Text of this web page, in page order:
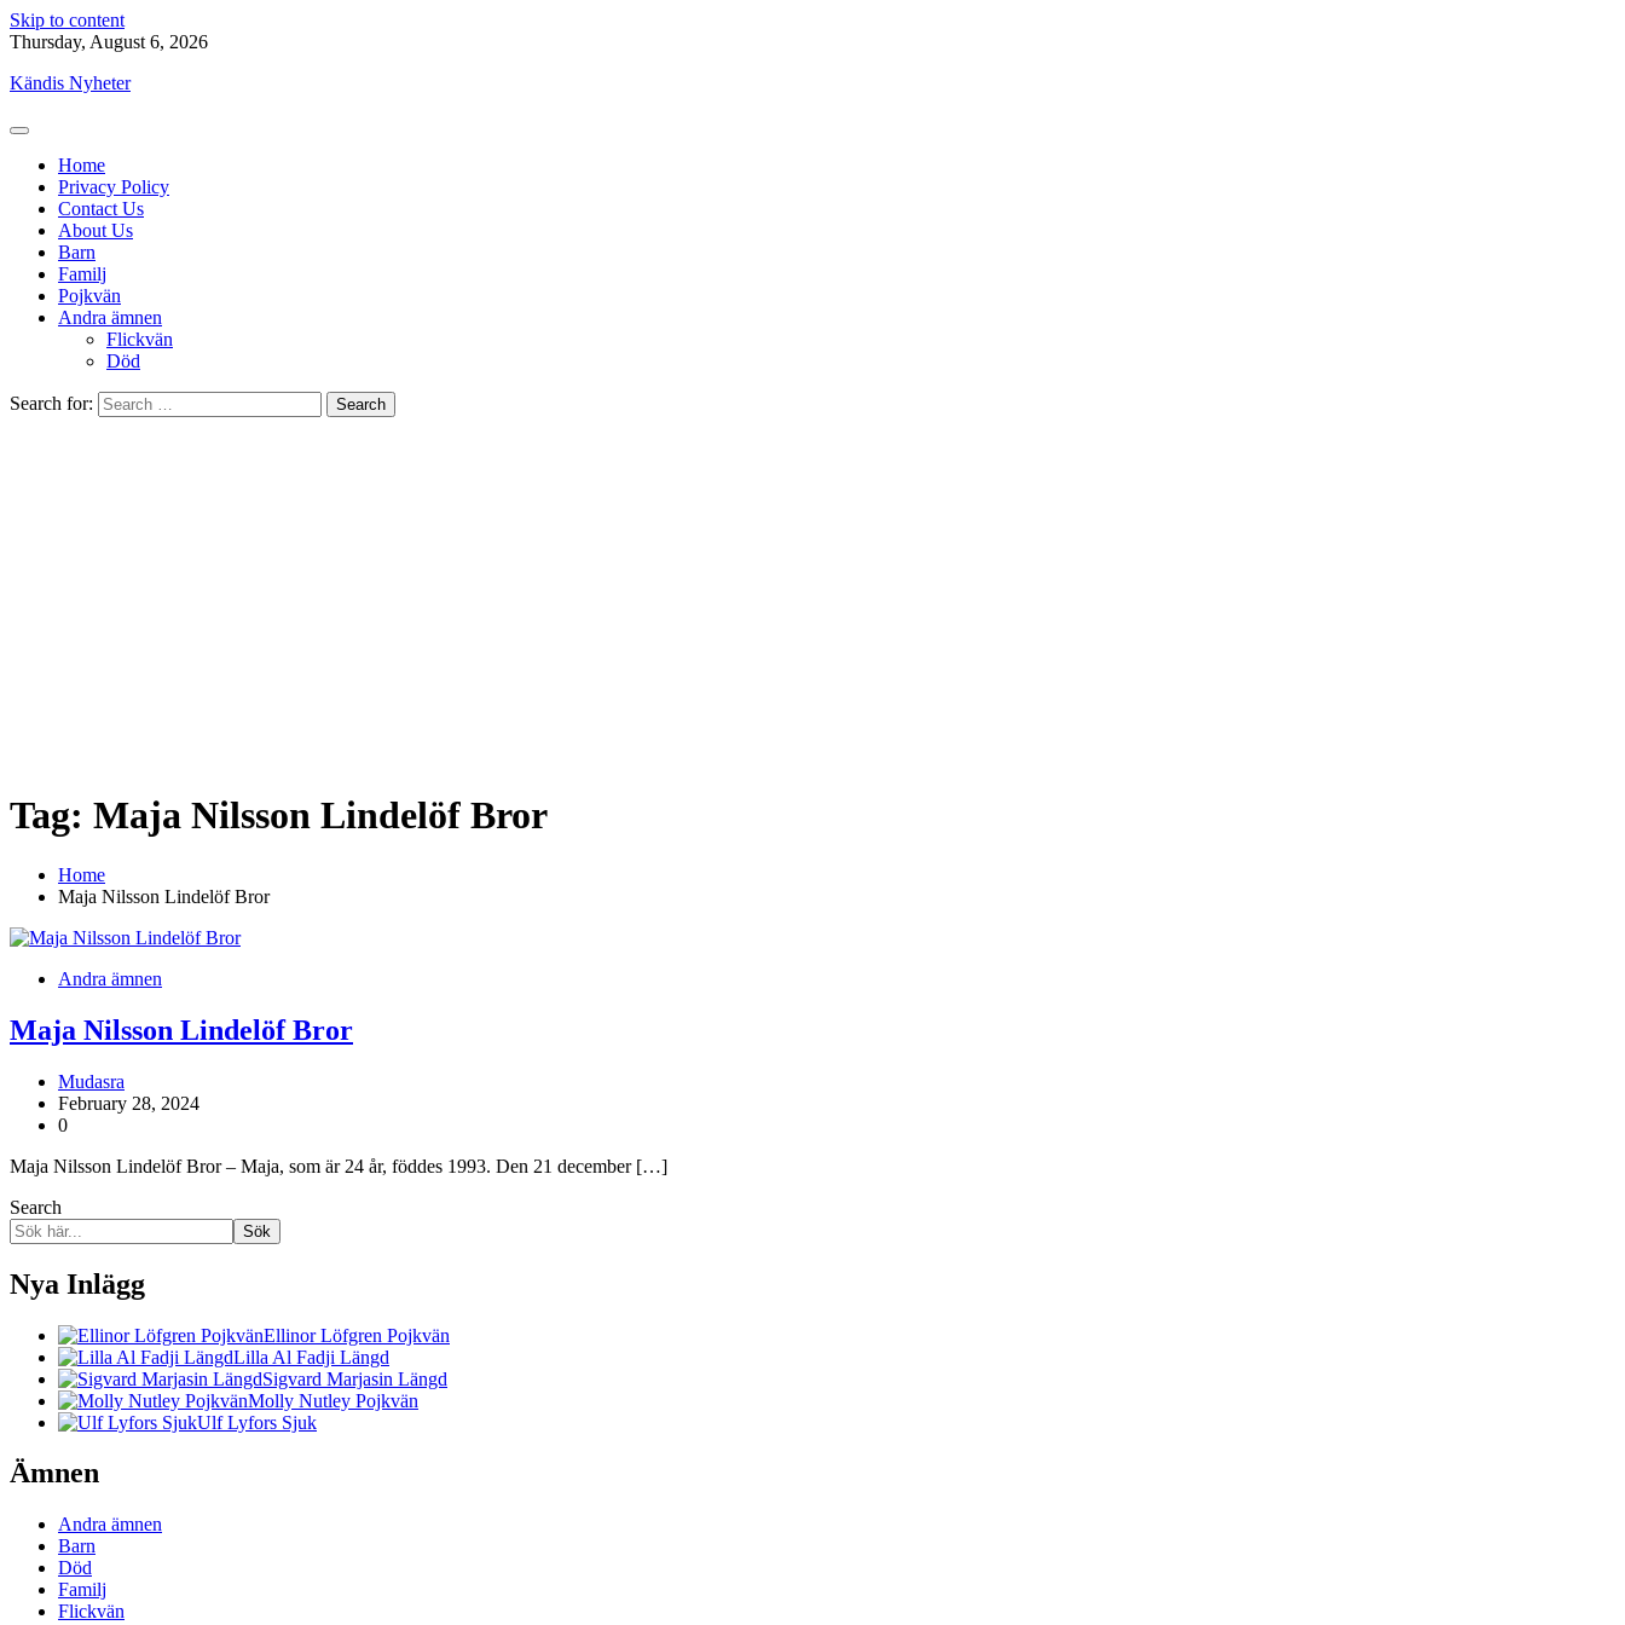
Skip to content
Thursday, August 6, 2026
Kändis Nyheter
Home
Privacy Policy
Contact Us
About Us
Barn
Familj
Pojkvän
Andra ämnen
Flickvän
Död
Search for:
Tag: Maja Nilsson Lindelöf Bror
Home
Maja Nilsson Lindelöf Bror
Andra ämnen
Maja Nilsson Lindelöf Bror
Mudasra
February 28, 2024
0
Maja Nilsson Lindelöf Bror – Maja, som är 24 år, föddes 1993. Den 21 december […]
Search
Sök
Nya Inlägg
Ellinor Löfgren Pojkvän
Lilla Al Fadji Längd
Sigvard Marjasin Längd
Molly Nutley Pojkvän
Ulf Lyfors Sjuk
Ämnen
Andra ämnen
Barn
Död
Familj
Flickvän